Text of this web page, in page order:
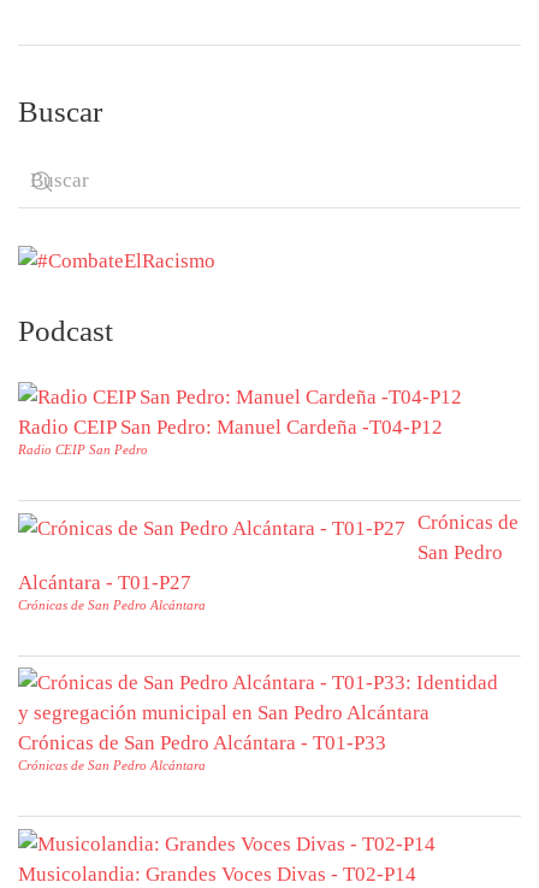
Buscar
Podcast
Radio CEIP San Pedro: Manuel Cardeña -T04-P12
Radio CEIP San Pedro
Crónicas de
San Pedro
Alcántara - T01-P27
Crónicas de San Pedro Alcántara
Crónicas de San Pedro Alcántara - T01-P33
Crónicas de San Pedro Alcántara
Musicolandia: Grandes Voces Divas - T02-P14